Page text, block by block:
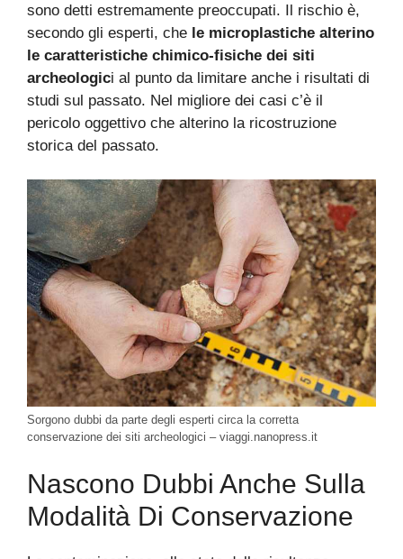
sono detti estremamente preoccupati. Il rischio è,
secondo gli esperti, che le microplastiche alterino
le caratteristiche chimico-fisiche dei siti
archeologici al punto da limitare anche i risultati di
studi sul passato. Nel migliore dei casi c’è il
pericolo oggettivo che alterino la ricostruzione
storica del passato.
Sorgono dubbi da parte degli esperti circa la corretta
conservazione dei siti archeologici – viaggi.nanopress.it
Nascono Dubbi Anche Sulla
Modalità Di Conservazione